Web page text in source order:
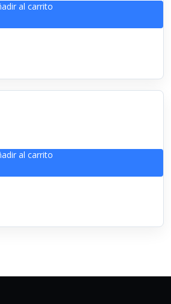
al carrito
al carrito